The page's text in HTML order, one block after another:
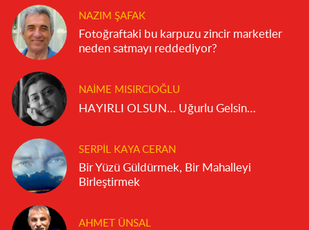
NAZIM ŞAFAK
Fotoğraftaki bu karpuzu zincir marketler
neden satmayı reddediyor?
NAIME MISIRCIOĞLU
HAYIRLI OLSUN… Uğurlu Gelsin…
SERPIL KAYA CERAN
Bir Yüzü Güldürmek, Bir Mahalleyi
Birleştirmek
AHMET ÜNSAL